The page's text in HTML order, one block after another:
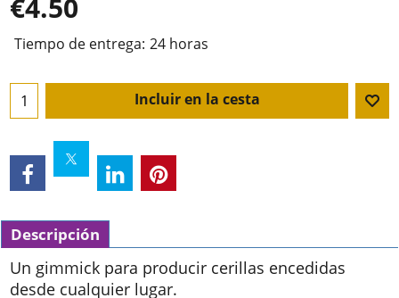
€4.50
Tiempo de entrega: 24 horas
Incluir en la cesta
Descripción
Un gimmick para producir cerillas encedidas
desde cualquier lugar.